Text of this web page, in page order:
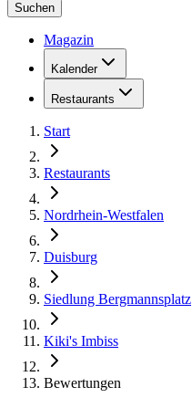
Suchen
Magazin
Kalender
Restaurants
Start
Restaurants
Nordrhein-Westfalen
Duisburg
Siedlung Bergmannsplatz
Kiki's Imbiss
Bewertungen